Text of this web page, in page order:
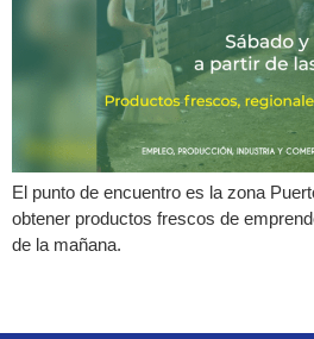
El punto de encuentro es la zona
obtener productos frescos de
de la mañana.